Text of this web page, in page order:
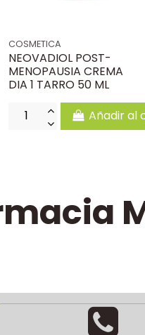
COSMETICA
NEOVADIOL POST-
MENOPAUSIA CREMA
DIA 1 TARRO 50 ML
Añadir al